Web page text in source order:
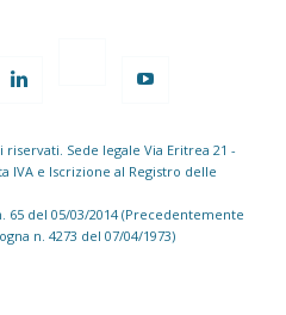
Sede legale Via Eritrea 21 -
IVA e Iscrizione al Registro delle
del 05/03/2014 (Precedentemente
n. 4273 del 07/04/1973)